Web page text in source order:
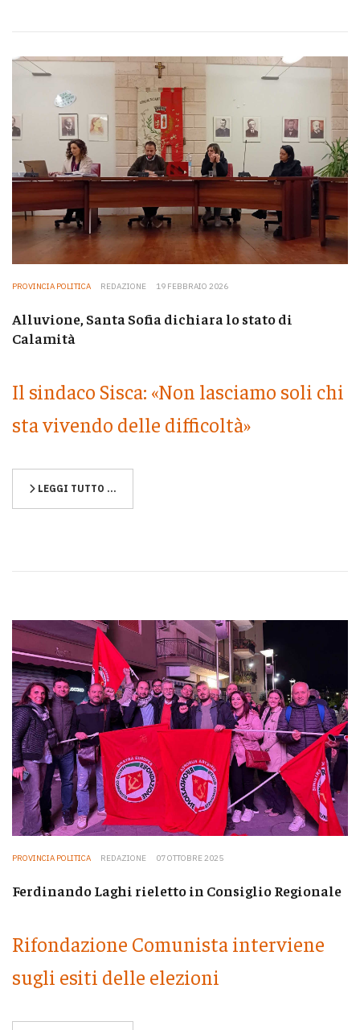
PROVINCIA POLITICA REDAZIONE 19 FEBBRAIO 2026
Alluvione, Santa Sofia dichiara lo stato di
Calamità
Il sindaco Sisca: «Non lasciamo soli chi
sta vivendo delle difficoltà»
LEGGI TUTTO …
PROVINCIA POLITICA REDAZIONE 07 OTTOBRE 2025
Ferdinando Laghi rieletto in Consiglio Regionale
Rifondazione Comunista interviene
sugli esiti delle elezioni